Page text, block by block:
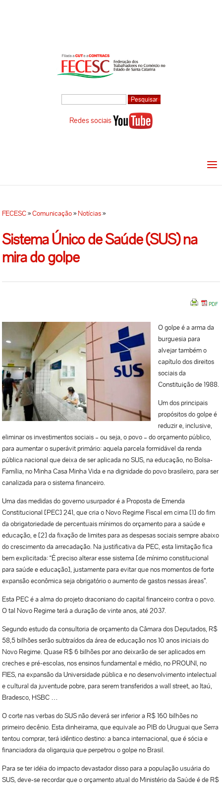
Redes sociais
FECESC»Comunicação»Notícias»
Sistema Único de Saúde (SUS) na
mira do golpe
O golpe é a arma da
burguesia para
alvejar também o
capítulo dos direitos
sociais da
Constituição de 1988.
Um dos principais
propósitos do golpe é
reduzir e, inclusive,
eliminar os investimentos sociais – ou seja, o povo – do orçamento público,
para aumentar o superávit primário: aquela parcela formidável da renda
pública nacional que deixa de ser aplicada no SUS, na educação, no Bolsa-
Família, no Minha Casa Minha Vida e na dignidade do povo brasileiro, para ser
canalizada para o sistema financeiro.
Uma das medidas do governo usurpador é a Proposta de Emenda
Constitucional [PEC] 241, que cria o Novo Regime Fiscal em cima [1] do fim
da obrigatoriedade de percentuais mínimos do orçamento para a saúde e
educação, e [2] da fixação de limites para as despesas sociais sempre abaixo
do crescimento da arrecadação. Na justificativa da PEC, esta limitação fica
bem explicitada: “É preciso alterar esse sistema [de mínimo constitucional
para saúde e educação], justamente para evitar que nos momentos de forte
expansão econômica seja obrigatório o aumento de gastos nessas áreas”.
Esta PEC é a alma do projeto draconiano do capital financeiro contra o povo.
O tal Novo Regime terá a duração de vinte anos, até 2037.
Segundo estudo da consultoria de orçamento da Câmara dos Deputados, R$
58,5 bilhões serão subtraídos da área de educação nos 10 anos iniciais do
Novo Regime. Quase R$ 6 bilhões por ano deixarão de ser aplicados em
creches e pré-escolas, nos ensinos fundamental e médio, no PROUNI, no
FIES, na expansão da Universidade pública e no desenvolvimento intelectual
e cultural da juventude pobre, para serem transferidos a wall street, ao Itaú,
Bradesco, HSBC …
O corte nas verbas do SUS não deverá ser inferior a R$ 160 bilhões no
primeiro decênio. Esta dinheirama, que equivale ao PIB do Uruguai que Serra
tentou comprar, terá idêntico destino: a banca internacional, que é sócia e
financiadora da oligarquia que perpetrou o golpe no Brasil.
Para se ter idéia do impacto devastador disso para a população usuária do
SUS, deve-se recordar que o orçamento atual do Ministério da Saúde é de R$